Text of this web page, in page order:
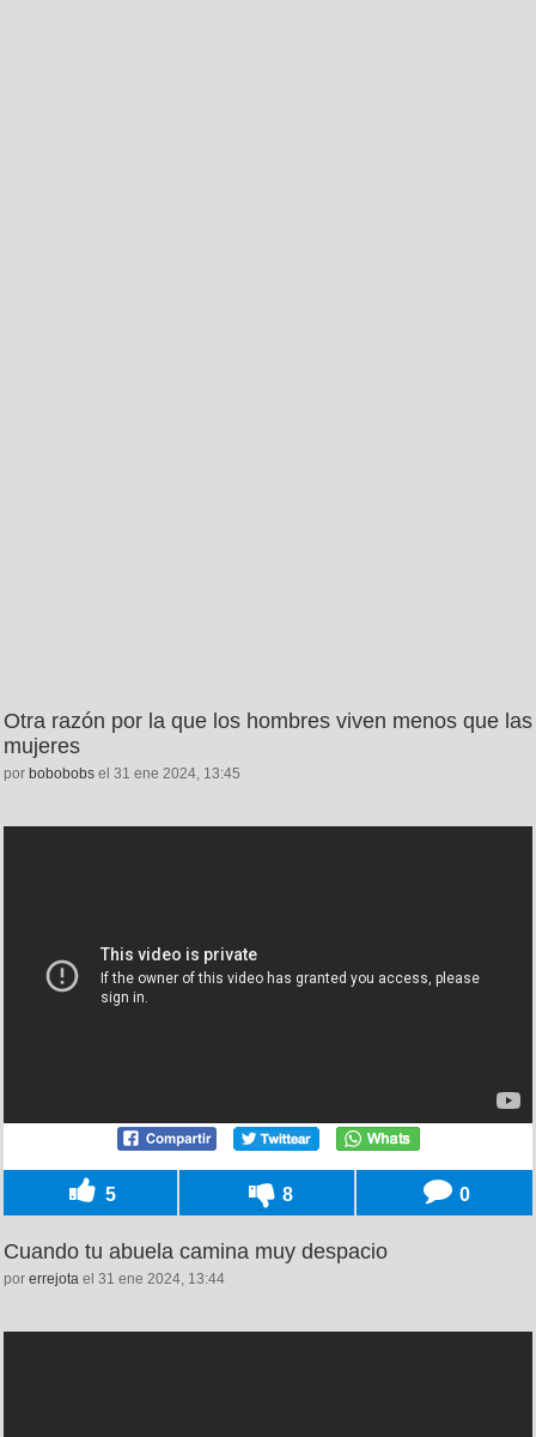
Otra razón por la que los hombres viven menos que las
mujeres
por bobobobs el 31 ene 2024, 13:45
5 8 0
Cuando tu abuela camina muy despacio
por errejota el 31 ene 2024, 13:44